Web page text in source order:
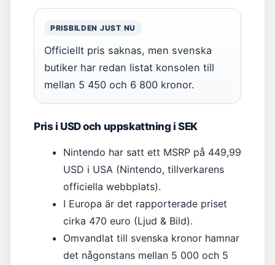
PRISBILDEN JUST NU
Officiellt pris saknas, men svenska
butiker har redan listat konsolen till
mellan 5 450 och 6 800 kronor.
Pris i USD och uppskattning i SEK
Nintendo har satt ett MSRP på 449,99
USD i USA (Nintendo, tillverkarens
officiella webbplats).
I Europa är det rapporterade priset
cirka 470 euro (Ljud & Bild).
Omvandlat till svenska kronor hamnar
det någonstans mellan 5 000 och 5